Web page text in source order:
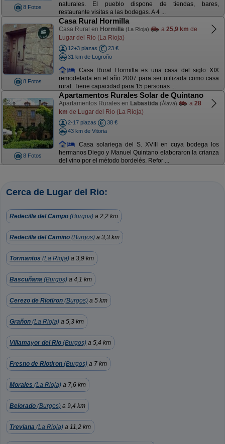
8 Fotos
naturales. El pueblo dispone de tiendas, bares,
restaurante visitas a las bodegas. A 4 ...
8 Fotos
Casa Rural Hormilla
Casa Rural en Hormilla (La Rioja) a 25,9 km de
Lugar del Rio (La Rioja)
12+3 plazas
23 €
31 km de Logroño
Casa Rural Hormilla es una casa del siglo XIX
remodelada en el año 2007 para ser utilizada como casa
rural. Tiene capacidad para 15 personas ...
8 Fotos
Apartamentos Rurales Solar de Quintano
Apartamentos Rurales en Labastida (Álava) a 28
km de Lugar del Rio (La Rioja)
2-17 plazas
38 €
43 km de Vitoria
Casa solariega del S. XVIII en cuya bodega los
hermanos Diego y Manuel Quintano elaboraron la crianza
del vino por el método bordelés. Refor ...
Cerca de Lugar del Rio:
Redecilla del Campo (Burgos) a 2,2 km
Redecilla del Camino (Burgos) a 3,3 km
Tormantos (La Rioja) a 3,9 km
Bascuñana (Burgos) a 4,1 km
Cerezo de Riotiron (Burgos) a 5 km
Grañon (La Rioja) a 5,3 km
Villamayor del Rio (Burgos) a 5,4 km
Fresno de Riotiron (Burgos) a 7 km
Morales (La Rioja) a 7,6 km
Belorado (Burgos) a 9,4 km
Treviana (La Rioja) a 11,2 km